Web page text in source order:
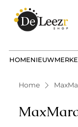
HOMENIEUW
Home